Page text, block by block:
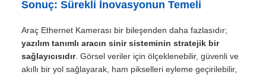
Sonuç: Sürekli İnovasyonun Temeli
Araç Ethernet Kamerası bir bileşenden daha fazlasıdır;
yazılım tanımlı aracın sinir sisteminin stratejik bir
sağlayıcısıdır. Görsel veriler için ölçeklenebilir, güvenli ve
akıllı bir yol sağlayarak, ham pikselleri eyleme geçirilebilir,